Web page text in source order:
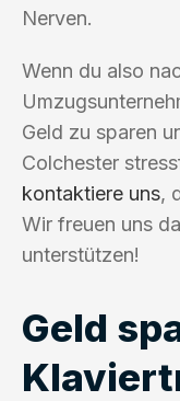
Nerven.
Wenn du also
Geld zu sparen
Colchester
kontaktiere uns,
Wir freuen uns
unterstützen!
Geld